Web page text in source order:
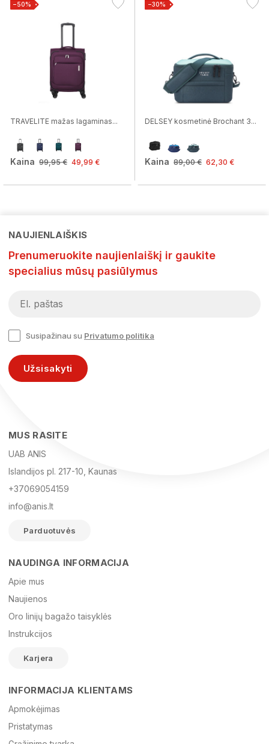
−50%
TRAVELITE mažas lagaminas...
Kaina 99,95 € 49,99 €
−30%
DELSEY kosmetinė Brochant 3...
Kaina 89,00 € 62,30 €
El. paštas
Žinutė
NAUJIENLAIŠKIS
Prenumeruokite naujienlaiškį ir gaukite
specialius mūsų pasiūlymus
Susipažinau su Privatumo politika
Užsisakyti
MUS RASITE
UAB ANIS
Islandijos pl. 217-10, Kaunas
+37069054159
info@anis.lt
Parduotuvės
NAUDINGA INFORMACIJA
Apie mus
Naujienos
Oro linijų bagažo taisyklės
Instrukcijos
Karjera
INFORMACIJA KLIENTAMS
Apmokėjimas
Pristatymas